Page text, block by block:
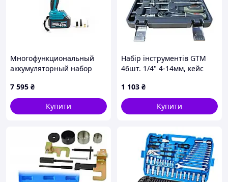
Многофункциональный
аккумуляторный набор
6Ah с 2 АКБ в кейсе для
дома и строит JGGW_7595
7 595 ₴
Купити
Набір інструментів GTM
46шт. 1/4" 4-14мм, кейс
1 103 ₴
Купити